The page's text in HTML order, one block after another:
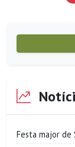
Festa major de